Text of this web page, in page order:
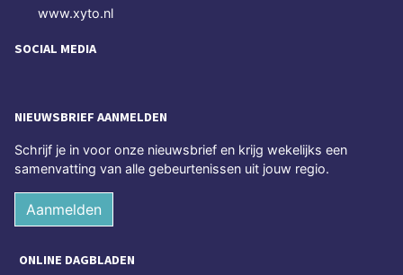
www.xyto.nl
SOCIAL MEDIA
NIEUWSBRIEF AANMELDEN
Schrijf je in voor onze nieuwsbrief en krijg wekelijks een
samenvatting van alle gebeurtenissen uit jouw regio.
Aanmelden
ONLINE DAGBLADEN